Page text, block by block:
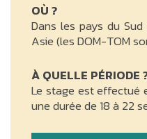
OÙ ?
Dans les pays du
Asie (les DOM-TOM
À QUELLE PÉRIODE
Le stage est effectué
une durée de 18 à 22